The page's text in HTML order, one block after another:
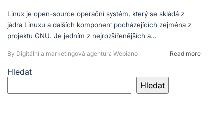
Linux je open-source operační systém, který se skládá z
jádra Linuxu a dalších komponent pocházejících zejména z
projektu GNU. Je jedním z nejrozšířenějších a...
By Digitální a marketingová agentura Webiano Read more
Hledat
Hledat